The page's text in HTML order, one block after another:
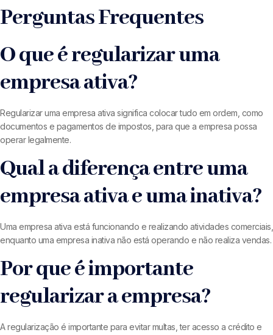
Perguntas Frequentes
O que é regularizar uma
empresa ativa?
Regularizar uma empresa ativa significa colocar tudo em ordem, como
documentos e pagamentos de impostos, para que a empresa possa
operar legalmente.
Qual a diferença entre uma
empresa ativa e uma inativa?
Uma empresa ativa está funcionando e realizando atividades comerciais,
enquanto uma empresa inativa não está operando e não realiza vendas.
Por que é importante
regularizar a empresa?
A regularização é importante para evitar multas, ter acesso a crédito e